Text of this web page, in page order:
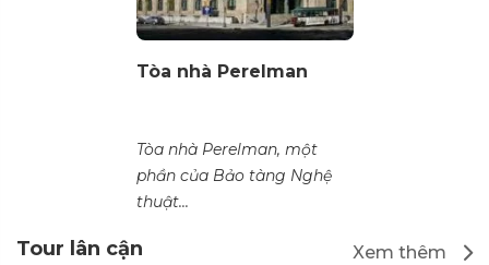
Tòa nhà Perelman
Tòa nhà Perelman, một
phần của Bảo tàng Nghệ
thuật...
Tour lân cận Xem thêm